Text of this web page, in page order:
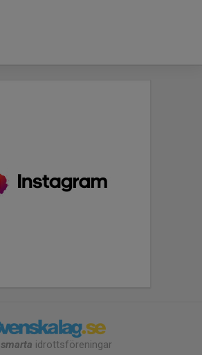
smarta idrottsföreningar